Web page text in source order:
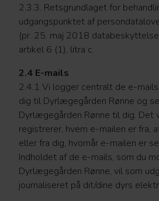
2.3.3. Retsgrundlaget for
udgangspunktet af
(pr. 25. maj 2018
artikel 6 (1), litra c.
2.4 E-mails
2.4.1 Vi logger centralt de e-
dig til Dyrlægegården Rønne og
Dyrlægegården Rønne til dig. Det
registrerer, hvem e-mailen er fra,
eller fra dig, hvornår e-mailen er
Indholdet af de e-mails, som du
Dyrlægegården Rønne, vil som
journaliseret på dit/dine dyrs